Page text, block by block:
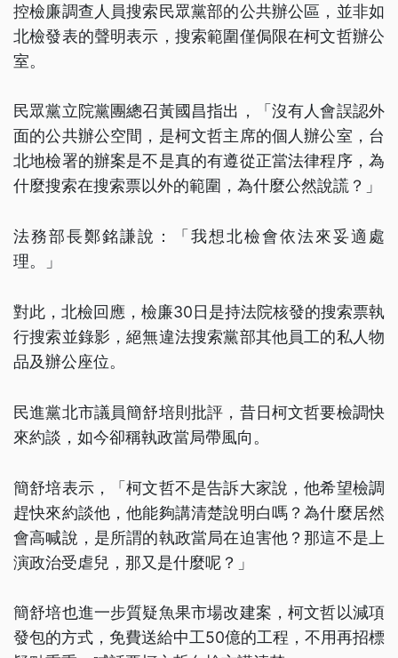
控檢廉調查人員搜索民眾黨部的公共辦公區，並非如
北檢發表的聲明表示，搜索範圍僅侷限在柯文哲辦公
室。
民眾黨立院黨團總召黃國昌指出，「沒有人會誤認外
面的公共辦公空間，是柯文哲主席的個人辦公室，台
北地檢署的辦案是不是真的有遵從正當法律程序，為
什麼搜索在搜索票以外的範圍，為什麼公然說謊？」
法務部長鄭銘謙說：「我想北檢會依法來妥適處
理。」
對此，北檢回應，檢廉30日是持法院核發的搜索票執
行搜索並錄影，絕無違法搜索黨部其他員工的私人物
品及辦公座位。
民進黨北市議員簡舒培則批評，昔日柯文哲要檢調快
來約談，如今卻稱執政當局帶風向。
簡舒培表示，「柯文哲不是告訴大家說，他希望檢調
趕快來約談他，他能夠講清楚說明白嗎？為什麼居然
會高喊說，是所謂的執政當局在迫害他？那這不是上
演政治受虐兒，那又是什麼呢？」
簡舒培也進一步質疑魚果市場改建案，柯文哲以減項
發包的方式，免費送給中工50億的工程，不用再招標